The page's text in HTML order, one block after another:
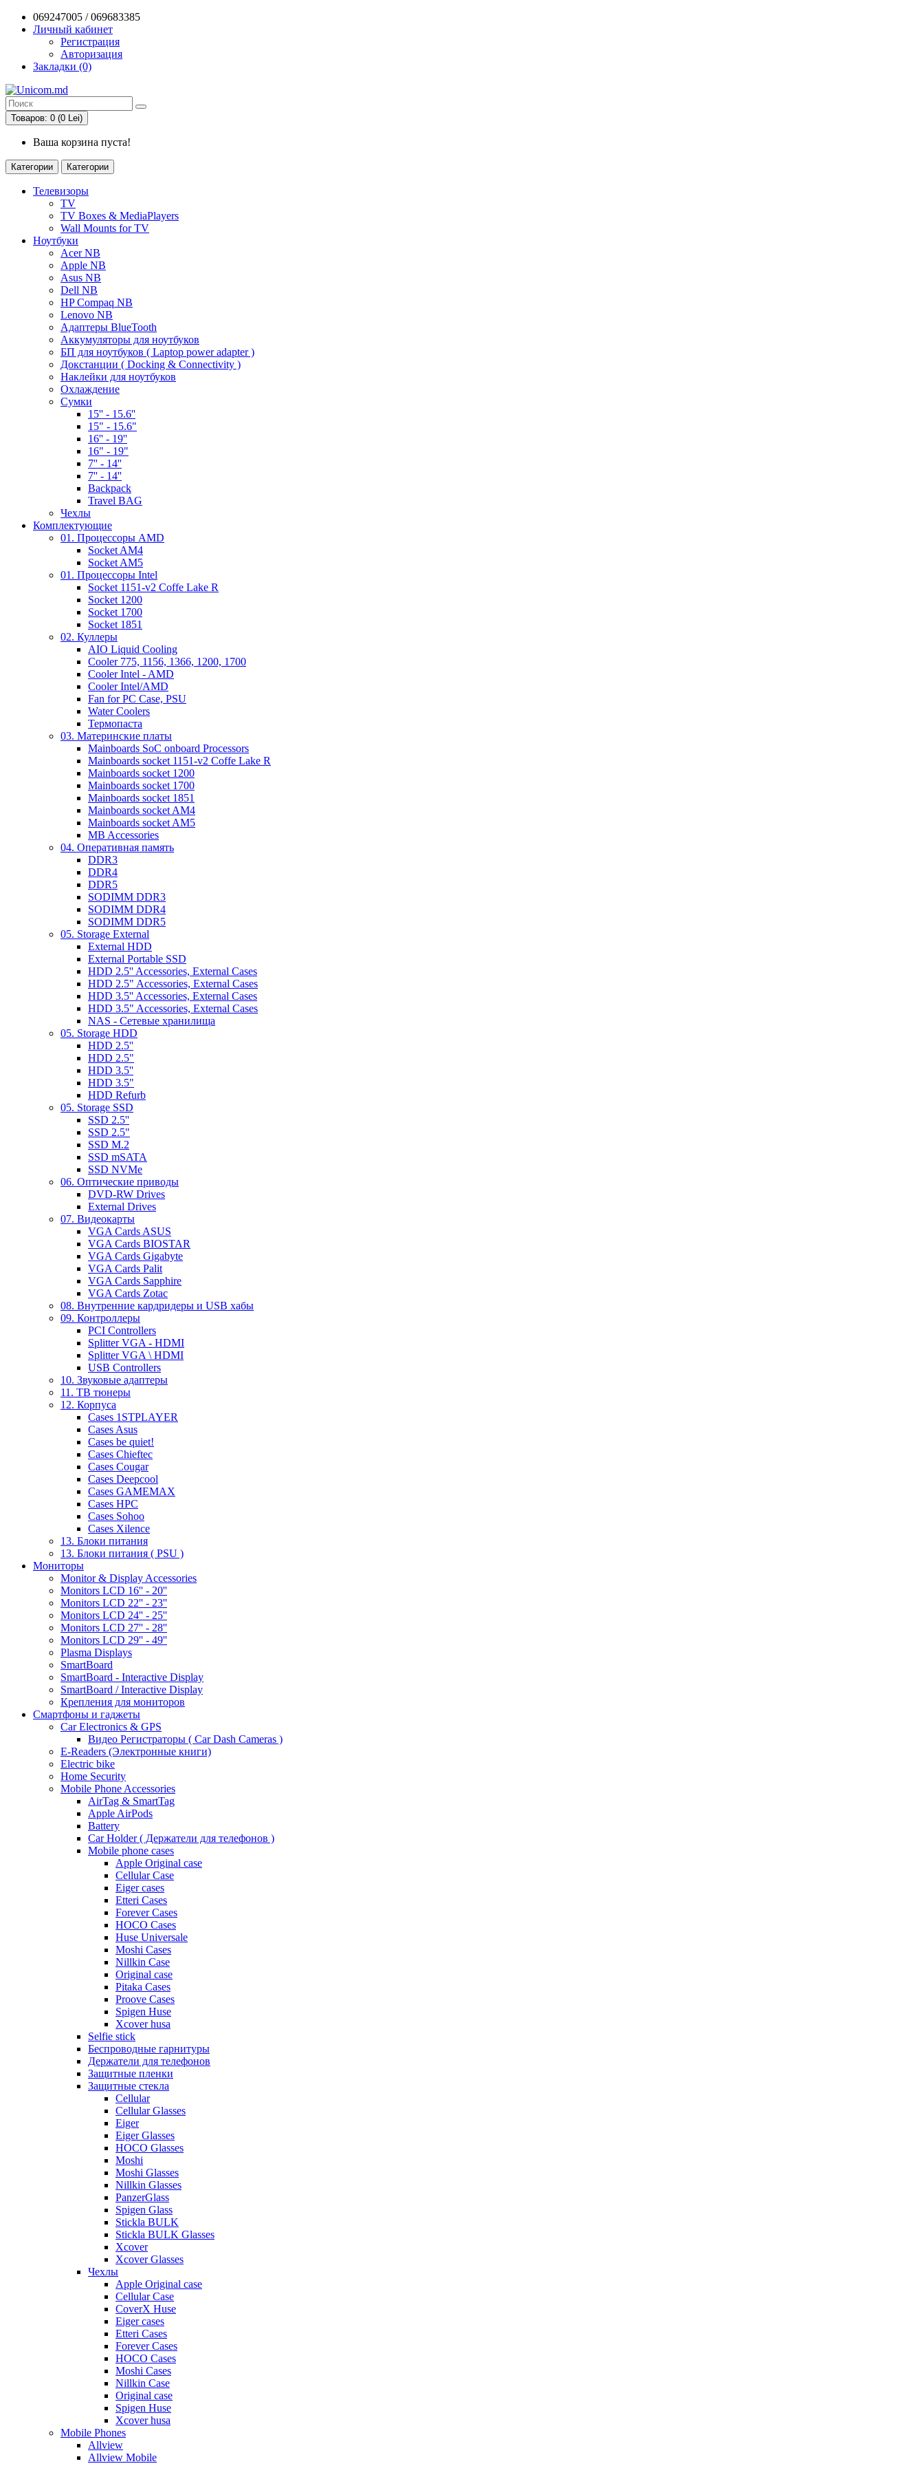
069247005 / 069683385
Личный кабинет
Регистрация
Авторизация
Закладки (0)
Товаров: 0 (0 Lei)
Ваша корзина пуста!
Категории Категории
Телевизоры
TV
TV Boxes & MediaPlayers
Wall Mounts for TV
Ноутбуки
Acer NB
Apple NB
Asus NB
Dell NB
HP Compaq NB
Lenovo NB
Адаптеры BlueTooth
Аккумуляторы для ноутбуков
БП для ноутбуков ( Laptop power adapter )
Докстанции ( Docking & Connectivity )
Наклейки для ноутбуков
Охлаждение
Сумки
15'' - 15.6''
15" - 15.6"
16'' - 19''
16" - 19"
7'' - 14''
7'' - 14''
Backpack
Travel BAG
Чехлы
Комплектующие
01. Процессоры AMD
Socket AM4
Socket AM5
01. Процессоры Intel
Socket 1151-v2 Coffe Lake R
Socket 1200
Socket 1700
Socket 1851
02. Куллеры
AIO Liquid Cooling
Cooler 775, 1156, 1366, 1200, 1700
Cooler Intel - AMD
Cooler Intel/AMD
Fan for PC Case, PSU
Water Coolers
Термопаста
03. Материнские платы
Mainboards SoC onboard Processors
Mainboards socket 1151-v2 Coffe Lake R
Mainboards socket 1200
Mainboards socket 1700
Mainboards socket 1851
Mainboards socket AM4
Mainboards socket AM5
MB Accessories
04. Оперативная память
DDR3
DDR4
DDR5
SODIMM DDR3
SODIMM DDR4
SODIMM DDR5
05. Storage External
External HDD
External Portable SSD
HDD 2.5'' Accessories, External Cases
HDD 2.5" Accessories, External Cases
HDD 3.5'' Accessories, External Cases
HDD 3.5" Accessories, External Cases
NAS - Сетевые хранилища
05. Storage HDD
HDD 2.5''
HDD 2.5"
HDD 3.5''
HDD 3.5"
HDD Refurb
05. Storage SSD
SSD 2.5''
SSD 2.5"
SSD M.2
SSD mSATA
SSD NVMe
06. Оптические приводы
DVD-RW Drives
External Drives
07. Видеокарты
VGA Cards ASUS
VGA Cards BIOSTAR
VGA Cards Gigabyte
VGA Cards Palit
VGA Cards Sapphire
VGA Cards Zotac
08. Внутренние кардридеры и USB хабы
09. Контроллеры
PCI Controllers
Splitter VGA - HDMI
Splitter VGA \ HDMI
USB Controllers
10. Звуковые адаптеры
11. ТВ тюнеры
12. Корпуса
Cases 1STPLAYER
Cases Asus
Cases be quiet!
Cases Chieftec
Cases Cougar
Cases Deepcool
Cases GAMEMAX
Cases HPC
Cases Sohoo
Cases Xilence
13. Блоки питания
13. Блоки питания ( PSU )
Мониторы
Monitor & Display Accessories
Monitors LCD 16'' - 20''
Monitors LCD 22'' - 23''
Monitors LCD 24'' - 25''
Monitors LCD 27'' - 28''
Monitors LCD 29'' - 49''
Plasma Displays
SmartBoard
SmartBoard - Interactive Display
SmartBoard / Interactive Display
Крепления для мониторов
Смартфоны и гаджеты
Car Electronics & GPS
Видео Регистраторы ( Car Dash Cameras )
E-Readers (Электронные книги)
Electric bike
Home Security
Mobile Phone Accessories
AirTag & SmartTag
Apple AirPods
Battery
Car Holder ( Держатели для телефонов )
Mobile phone cases
Apple Original case
Cellular Case
Eiger cases
Etteri Cases
Forever Cases
HOCO Cases
Huse Universale
Moshi Cases
Nillkin Case
Original case
Pitaka Cases
Proove Cases
Spigen Huse
Xcover husa
Selfie stick
Беспроводные гарнитуры
Держатели для телефонов
Защитные пленки
Защитные стекла
Cellular
Cellular Glasses
Eiger
Eiger Glasses
HOCO Glasses
Moshi
Moshi Glasses
Nillkin Glasses
PanzerGlass
Spigen Glass
Stickla BULK
Stickla BULK Glasses
Xcover
Xcover Glasses
Чехлы
Apple Original case
Cellular Case
CoverX Huse
Eiger cases
Etteri Cases
Forever Cases
HOCO Cases
Moshi Cases
Nillkin Case
Original case
Spigen Huse
Xcover husa
Mobile Phones
Allview
Allview Mobile